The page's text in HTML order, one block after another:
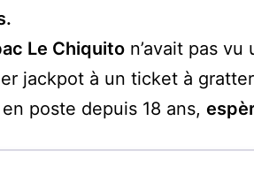
Le Chiquito n’avait pas
jackpot à un ticket à
en poste depuis 18 ans,